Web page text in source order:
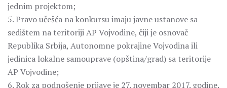
jednim projektom;
5. Pravo učešća na konkursu imaju javne ustanove sa
sedištem na teritoriji AP Vojvodine, čiji je osnovač
Republika Srbija, Autonomne pokrajine Vojvodina ili
jedinica lokalne samouprave (opština/grad) sa teritorije
AP Vojvodine;
6. Rok za podnošenje prijave je 27. novembar 2017. godine.